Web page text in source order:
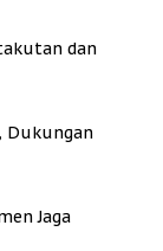
dan
Dukungan
Jaga